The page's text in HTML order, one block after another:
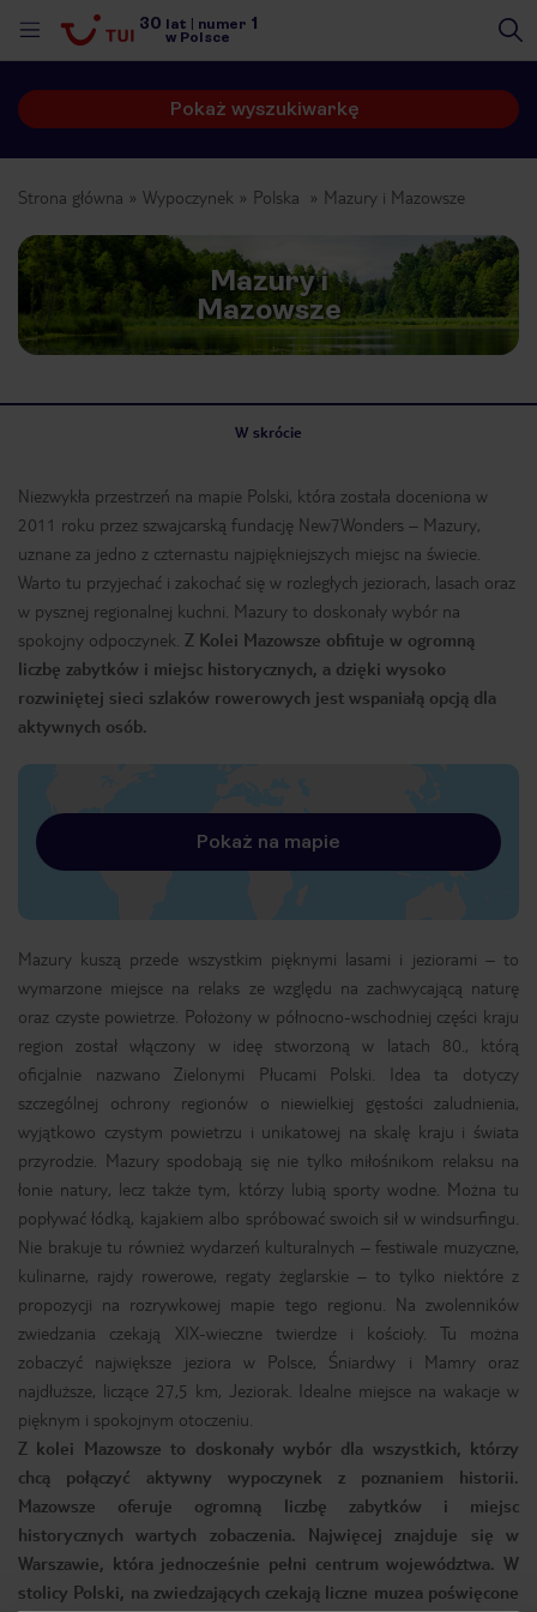
30 lat numer 1
w Polsce
Pokaż wyszukiwarkę
Strona główna Wypoczynek Polska Mazury i Mazowsze
Mazury i
Mazowsze
W skrócie
Niezwykła przestrzeń na mapie Polski, która została doceniona w
2011 roku przez szwajcarską fundację New7Wonders – Mazury,
uznane za jedno z czternastu najpiękniejszych miejsc na świecie.
Warto tu przyjechać i zakochać się w rozległych jeziorach, lasach oraz
w pysznej regionalnej kuchni. Mazury to doskonały wybór na
spokojny odpoczynek. Z Kolei Mazowsze obfituje w ogromną
liczbę zabytków i miejsc historycznych, a dzięki wysoko
rozwiniętej sieci szlaków rowerowych jest wspaniałą opcją dla
aktywnych osób.
Pokaż na mapie
Mazury kuszą przede wszystkim pięknymi lasami i jeziorami – to
wymarzone miejsce na relaks ze względu na zachwycającą naturę
oraz czyste powietrze. Położony w północno-wschodniej części kraju
region został włączony w ideę stworzoną w latach 80., którą
oficjalnie nazwano Zielonymi Płucami Polski. Idea ta dotyczy
szczególnej ochrony regionów o niewielkiej gęstości zaludnienia,
wyjątkowo czystym powietrzu i unikatowej na skalę kraju i świata
przyrodzie. Mazury spodobają się nie tylko miłośnikom relaksu na
łonie natury, lecz także tym, którzy lubią sporty wodne. Można tu
popływać łódką, kajakiem albo spróbować swoich sił w windsurfingu.
Nie brakuje tu również wydarzeń kulturalnych – festiwale muzyczne,
kulinarne, rajdy rowerowe, regaty żeglarskie – to tylko niektóre z
propozycji na rozrywkowej mapie tego regionu. Na zwolenników
zwiedzania czekają XIX-wieczne twierdze i kościoły. Tu można
zobaczyć największe jeziora w Polsce, Śniardwy i Mamry oraz
najdłuższe, liczące 27,5 km, Jeziorak. Idealne miejsce na wakacje w
pięknym i spokojnym otoczeniu.
Z kolei Mazowsze to doskonały wybór dla wszystkich, którzy
chcą połączyć aktywny wypoczynek z poznaniem historii.
Mazowsze oferuje ogromną liczbę zabytków i miejsc
historycznych wartych zobaczenia. Najwięcej znajduje się w
Warszawie, która jednocześnie pełni centrum województwa. W
stolicy Polski, na zwiedzających czekają liczne muzea poświęcone